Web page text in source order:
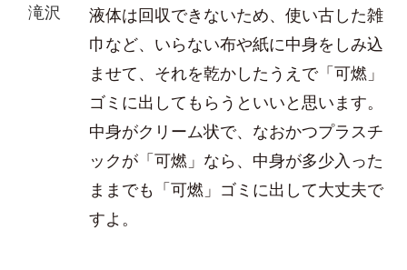
滝沢
液体は回収できないため、使い古した雑
巾など、いらない布や紙に中身をしみ込
ませて、それを乾かしたうえで「可燃」
ゴミに出してもらうといいと思います。
中身がクリーム状で、なおかつプラスチ
ックが「可燃」なら、中身が多少入った
ままでも「可燃」ゴミに出して大丈夫で
すよ。